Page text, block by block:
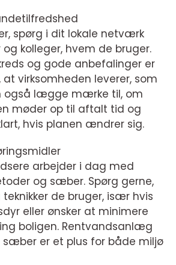
spørg i dit lokale netværk
kolleger, hvem de bruger.
og gode anbefalinger er
virksomheden leverer, som
også lægge mærke til, om
møder op til aftalt tid og
hvis planen ændrer sig.
arbejder i dag med
og sæber. Spørg gerne,
de bruger, især hvis
eller ønsker at minimere
boligen. Rentvandsanlæg
sæber er et plus for både miljø